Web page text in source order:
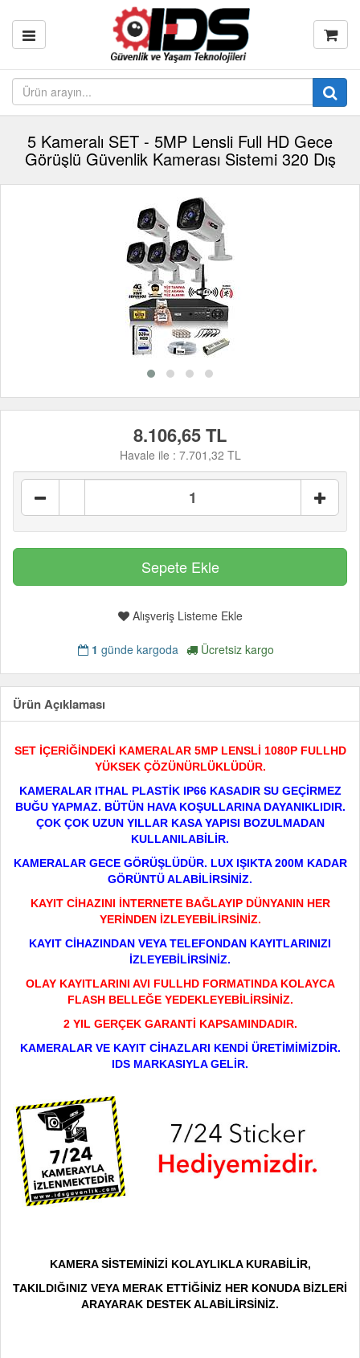
5 Kameralı SET - 5MP Lensli Full HD Gece
Görüşlü Güvenlik Kamerası Sistemi 320 Dış
8.106,65 TL
Havale ile : 7.701,32 TL
Alışveriş Listeme Ekle
1 günde kargoda Ücretsiz kargo
Ürün Açıklaması
SET İÇERİĞİNDEKİ KAMERALAR 5MP LENSLİ 1080P FULLHD
YÜKSEK ÇÖZÜNÜRLÜKLÜDÜR.
KAMERALAR ITHAL PLASTİK IP66 KASADIR SU GEÇİRMEZ
BUĞU YAPMAZ. BÜTÜN HAVA KOŞULLARINA DAYANIKLIDIR.
ÇOK ÇOK UZUN YILLAR KASA YAPISI BOZULMADAN
KULLANILABİLİR.
KAMERALAR GECE GÖRÜŞLÜDÜR. LUX IŞIKTA 200M KADAR
GÖRÜNTÜ ALABİLİRSİNİZ.
KAYIT CİHAZINI İNTERNETE BAĞLAYIP DÜNYANIN HER
YERİNDEN İZLEYEBİLİRSİNİZ.
KAYIT CİHAZINDAN VEYA TELEFONDAN KAYITLARINIZI
İZLEYEBİLİRSİNİZ.
OLAY KAYITLARINI AVI FULLHD FORMATINDA KOLAYCA
FLASH BELLEĞE YEDEKLEYEBİLİRSİNİZ.
2 YIL GERÇEK GARANTİ KAPSAMINDADIR.
KAMERALAR VE KAYIT CİHAZLARI KENDİ ÜRETİMİMİZDİR.
IDS MARKASIYLA GELİR.
KAMERA SİSTEMİNİZİ KOLAYLIKLA KURABİLİR,
TAKILDIĞINIZ VEYA MERAK ETTİĞİNİZ HER KONUDA BİZLERİ
ARAYARAK DESTEK ALABİLİRSİNİZ.